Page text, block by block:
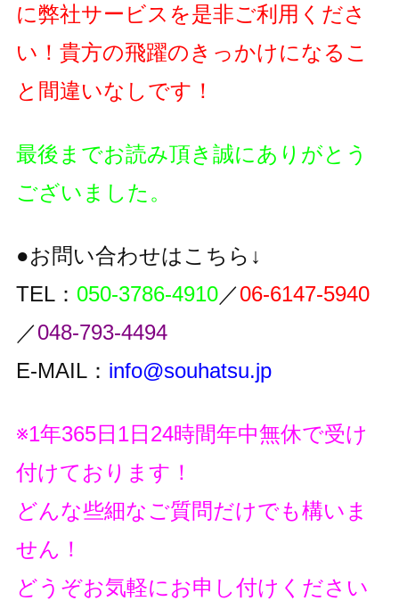
に弊社サービスを是非ご利用くださ
い！貴方の飛躍のきっかけになるこ
と間違いなしです！
最後までお読み頂き誠にありがとう
ございました。
●お問い合わせはこちら↓
TEL： 050-3786-4910／06-6147-5940
／048-793-4494
E-MAIL： info@souhatsu.jp
※1年365日1日24時間年中無休で受け
付けております！
どんな些細なご質問だけでも構いま
せん！
どうぞお気軽にお申し付けください